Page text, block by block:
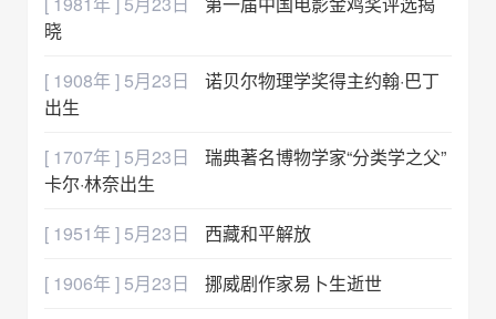
晓
[ 1908年 ] 5月23日
诺贝尔物理学奖得主约翰·巴丁
出生
[ 1707年 ] 5月23日
瑞典著名博物学家“分类学之父”
卡尔·林奈出生
[ 1951年 ] 5月23日
西藏和平解放
[ 1906年 ] 5月23日
挪威剧作家易卜生逝世